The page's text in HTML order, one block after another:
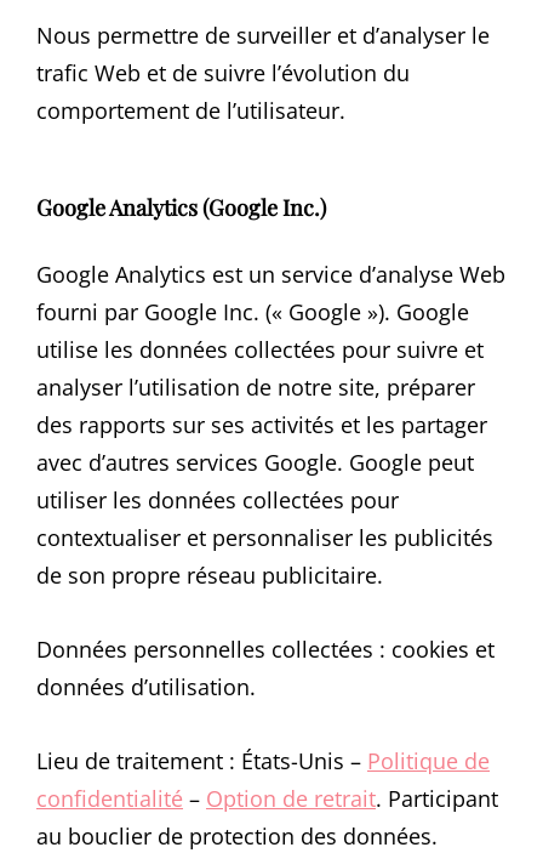
Nous permettre de surveiller et d’analyser le
trafic Web et de suivre l’évolution du
comportement de l’utilisateur.
Google Analytics (Google Inc.)
Google Analytics est un service d’analyse Web
fourni par Google Inc. (« Google »). Google
utilise les données collectées pour suivre et
analyser l’utilisation de notre site, préparer
des rapports sur ses activités et les partager
avec d’autres services Google. Google peut
utiliser les données collectées pour
contextualiser et personnaliser les publicités
de son propre réseau publicitaire.
Données personnelles collectées : cookies et
données d’utilisation.
Lieu de traitement : États-Unis – Politique de
confidentialité – Option de retrait. Participant
au bouclier de protection des données.